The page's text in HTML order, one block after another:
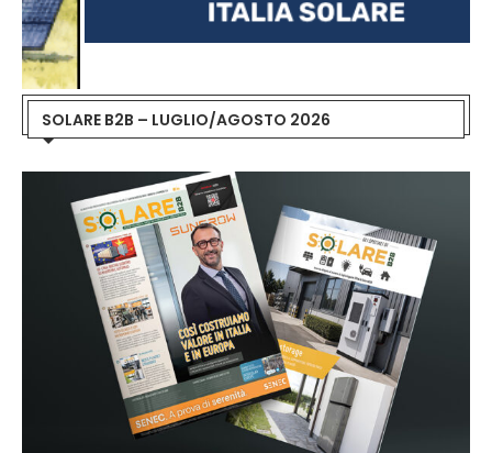
SOLARE B2B – LUGLIO/AGOSTO 2026